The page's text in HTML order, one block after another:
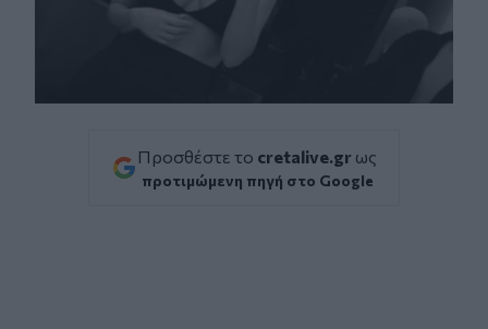
Προσθέστε το cretalive.gr ως
προτιμώμενη πηγή στο Google